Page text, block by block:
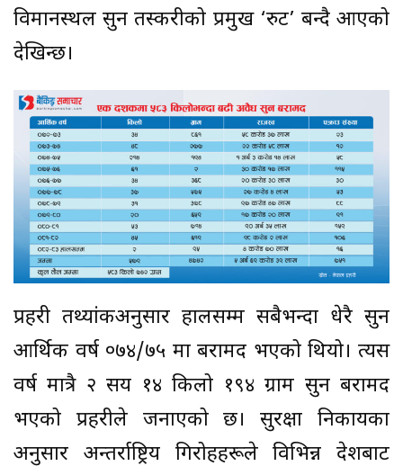
विमानस्थल सुन तस्करीको प्रमुख ‘रुट’ बन्दै आएको
देखिन्छ।
प्रहरी तथ्यांकअनुसार हालसम्म सबैभन्दा धेरै सुन
आर्थिक वर्ष ०७४/७५ मा बरामद भएको थियो। त्यस
वर्ष मात्रै २ सय १४ किलो १९४ ग्राम सुन बरामद
भएको प्रहरीले जनाएको छ। सुरक्षा निकायका
अनुसार अन्तर्राष्ट्रिय गिरोहहरूले विभिन्न देशबाट